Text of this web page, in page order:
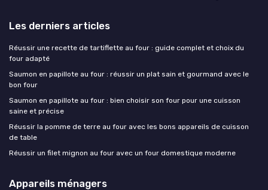
Les derniers articles
Réussir une recette de tartiflette au four : guide complet et choix du
four adapté
Saumon en papillote au four : réussir un plat sain et gourmand avec le
bon four
Saumon en papillote au four : bien choisir son four pour une cuisson
saine et précise
Réussir la pomme de terre au four avec les bons appareils de cuisson
de table
Réussir un filet mignon au four avec un four domestique moderne
Appareils ménagers